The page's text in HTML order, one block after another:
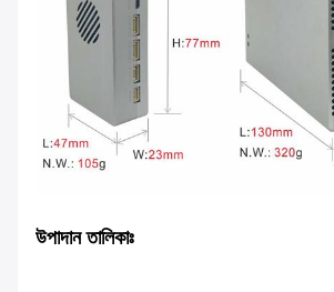
উপাদান তালিকাঃ